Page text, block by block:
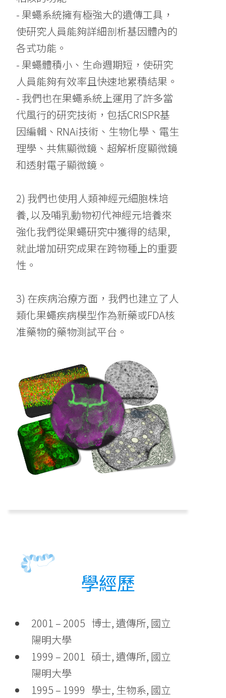
- 果蠅系統擁有極強大的遺傳工具，
使研究人員能夠詳細剖析基因體內的
各式功能。
- 果蠅體積小、生命週期短，使研究
人員能夠有效率且快速地累積結果。
- 我們也在果蠅系統上運用了許多當
代風行的研究技術，包括CRISPR基
因編輯、RNAi技術、生物化學、電生
理學、共焦顯微鏡、超解析度顯微鏡
和透射電子顯微鏡。
2) 我們也使用人類神經元細胞株培
養, 以及哺乳動物初代神經元培養來
強化我們從果蠅研究中獲得的結果,
就此增加研究成果在跨物種上的重要
性。
3) 在疾病治療方面，我們也建立了人
類化果蠅疾病模型作為新藥或FDA核
准藥物的藥物測試平台。
學經歷
2001 – 2005 博士, 遺傳所, 國立
陽明大學
1999 – 2001 碩士, 遺傳所, 國立
陽明大學
1995 – 1999 學士, 生物系, 國立